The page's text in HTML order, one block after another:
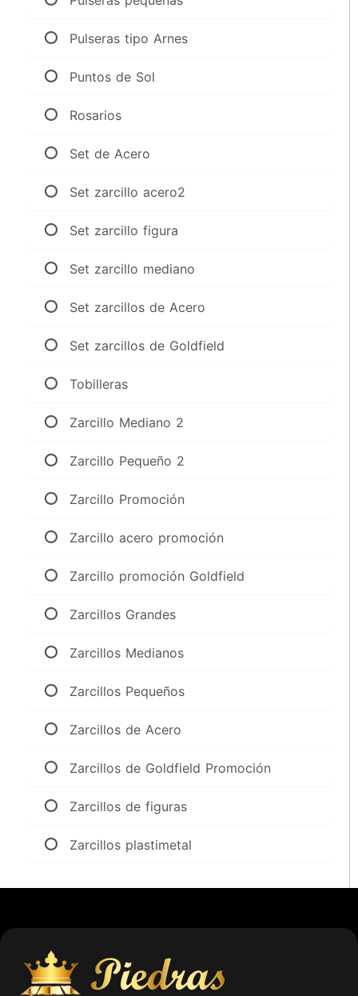
Pulseras tipo Arnes
Puntos de Sol
Rosarios
Set de Acero
Set zarcillo acero2
Set zarcillo figura
Set zarcillo mediano
Set zarcillos de Acero
Set zarcillos de Goldfield
Tobilleras
Zarcillo Mediano 2
Zarcillo Pequeño 2
Zarcillo Promoción
Zarcillo acero promoción
Zarcillo promoción Goldfield
Zarcillos Grandes
Zarcillos Medianos
Zarcillos Pequeños
Zarcillos de Acero
Zarcillos de Goldfield Promoción
Zarcillos de figuras
Zarcillos plastimetal